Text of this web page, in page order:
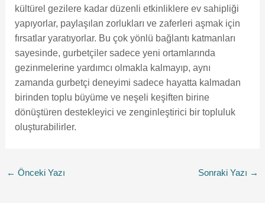
kültürel gezilere kadar düzenli etkinliklere ev sahipliği
yapıyorlar, paylaşılan zorlukları ve zaferleri aşmak için
fırsatlar yaratıyorlar. Bu çok yönlü bağlantı katmanları
sayesinde, gurbetçiler sadece yeni ortamlarında
gezinmelerine yardımcı olmakla kalmayıp, aynı
zamanda gurbetçi deneyimi sadece hayatta kalmadan
birinden toplu büyüme ve neşeli keşiften birine
dönüştüren destekleyici ve zenginleştirici bir topluluk
oluşturabilirler.
← Önceki Yazı Sonraki Yazı →